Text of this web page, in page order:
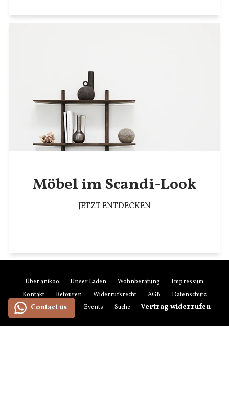
Möbel im Scandi-Look
JETZT ENTDECKEN
Über anikoo Unser Laden Wohnberatung
Impressum
Kontakt
Retouren Widerrufsrecht AGB
Datenschutz
Zahlung & Versand
Events Suchen Newsletter-Anmeldung
Vertrag widerrufen
Contact us